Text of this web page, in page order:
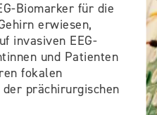
Biomarker für die
erwiesen,
invasiven EEG-
und Patienten
fokalen
prächirurgischen